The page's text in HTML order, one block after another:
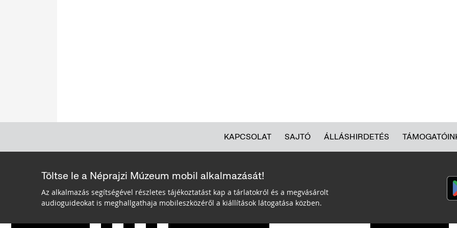
KAPCSOLAT SAJTÓ ÁLLÁSHIRDETÉS
Töltse le a Néprajzi Múzeum mobil alkalmazását!
Az alkalmazás segítségével részletes tájékoztatást kap a tárlatokról és a megvásárolt
audioguideokat is meghallgathaja mobileszközéről a kiállítások látogatása közben.